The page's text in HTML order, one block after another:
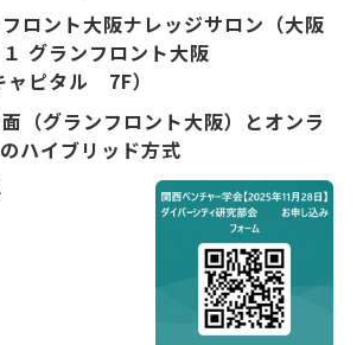
ロント大阪ナレッジサロン（大阪
グランフロント大阪
ャピタル 7F）
（グランフロント大阪）とオンラ
ハイブリッド方式